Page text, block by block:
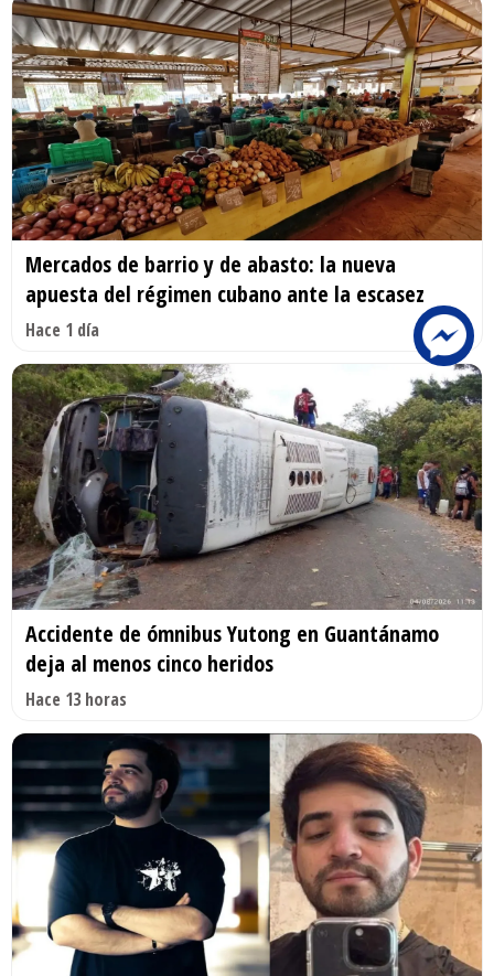
Mercados de barrio y de abasto: la nueva
apuesta del régimen cubano ante la escasez
Hace 1 día
Accidente de ómnibus Yutong en Guantánamo
deja al menos cinco heridos
Hace 13 horas